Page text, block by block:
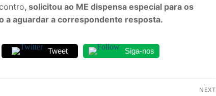
, solicitou ao ME dispensa especial para os
a aguardar a correspondente resposta.
Tweet Siga-nos
NEXT